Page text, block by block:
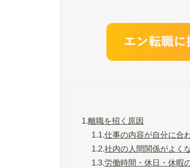
1.離職を招く原因
1.1.仕事の内容が自分に合
1.2.社内の人間関係がよく
1.3.労働時間・休日・休暇